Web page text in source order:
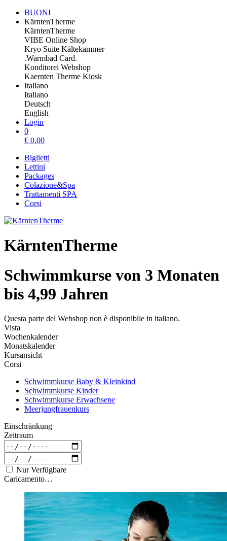
BUONI
KärntenTherme
KärntenTherme
VIBE Online Shop
Kryo Suite Kältekammer
.Warmbad Card.
Konditorei Webshop
Kaernten Therme Kiosk
Italiano
Italiano
Deutsch
English
Login
0
€ 0,00
Biglietti
Lettini
Packages
Colazione&Spa
Trattamenti SPA
Corsi
KärntenTherme
Schwimmkurse von 3 Monaten
bis 4,99 Jahren
Questa parte del Webshop non è disponibile in italiano.
Vista
Wochenkalender
Monatskalender
Kursansicht
Corsi
Schwimmkurse Baby & Kleinkind
Schwimmkurse Kinder
Schwimmkurse Erwachsene
Meerjungfrauenkurs
Einschränkung
Zeitraum
Nur Verfügbare
Caricamento…